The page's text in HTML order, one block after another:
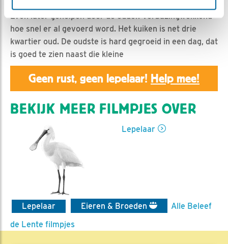
Even later geholpen door de ouder. Verbazingwekkend
hoe snel er al gevoerd word. Het kuiken is net drie
kwartier oud. De oudste is hard gegroeid in een dag, dat
is goed te zien naast die kleine
Geen rust, geen lepelaar! Help mee!
BEKIJK MEER FILMPJES OVER
Lepelaar
Lepelaar Eieren & Broeden
Alle Beleef
de Lente filmpjes